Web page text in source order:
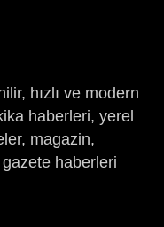
hızlı ve modern
haberleri, yerel
magazin,
haberleri